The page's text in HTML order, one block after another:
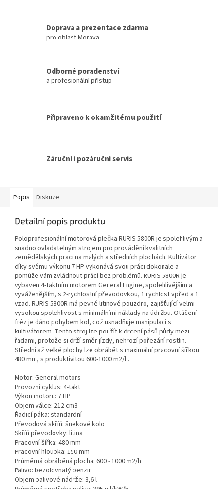
Doprava a prezentace zdarma
pro oblast Morava
Odborné poradenství
a profesionální přístup
Připraveno k okamžitému použití
Záruční i pozáruční servis
Popis Diskuze
Detailní popis produktu
Poloprofesionální motorová plečka RURIS 5800R je spolehlivým a
snadno ovladatelným strojem pro provádění kvalitních
zemědělských prací na malých a středních plochách. Kultivátor
díky svému výkonu 7 HP vykonává svou práci dokonale a
pomůže vám zvládnout práci bez problémů. RURIS 5800R je
vybaven 4-taktním motorem General Engine, spolehlivějším a
vyváženějším, s 2-rychlostní převodovkou, 1 rychlost vpřed a 1
vzad. RURIS 5800R má pevné litinové pouzdro, zajišťující velmi
vysokou spolehlivost s minimálními náklady na údržbu. Otáčení
fréz je dáno pohybem kol, což usnadňuje manipulaci s
kultivátorem. Tento stroj lze použít k drcení pásů půdy mezi
řadami, protože si drží směr jízdy, nehrozí pořezání rostlin.
Střední až velké plochy lze obrábět s maximální pracovní šířkou
480 mm, s produktivitou 600-1000 m2/h.
Motor: General motors
Provozní cyklus: 4-takt
Výkon motoru: 7 HP
Objem válce: 212 cm3
Řadicí páka: standardní
Převodová skříň: šnekové kolo
Skříň převodovky: litina
Pracovní šířka: 480 mm
Pracovní hloubka: 150 mm
Průměrná obráběná plocha: 600 - 1000 m2/h
Palivo: bezolovnatý benzin
Objem palivové nádrže: 3,6 l